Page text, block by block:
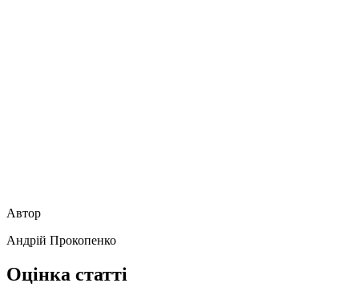
Автор
Андрій Прокопенко
Оцінка статті